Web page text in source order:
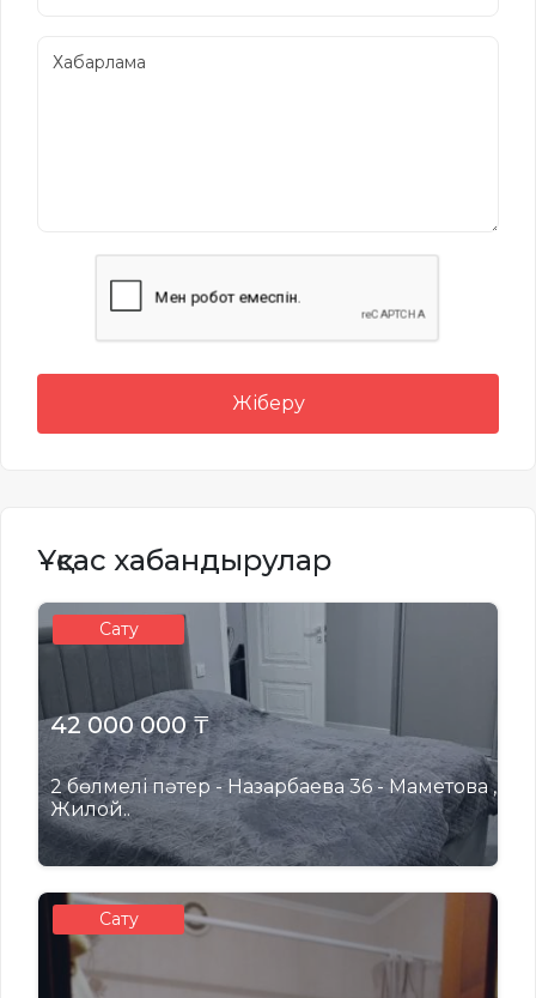
Жіберу
Ұқсас хабандырулар
Сату
42 000 000 ₸
2 бөлмелі пәтер - Назарбаева 36 - Маметова ,
Жилой..
Сату